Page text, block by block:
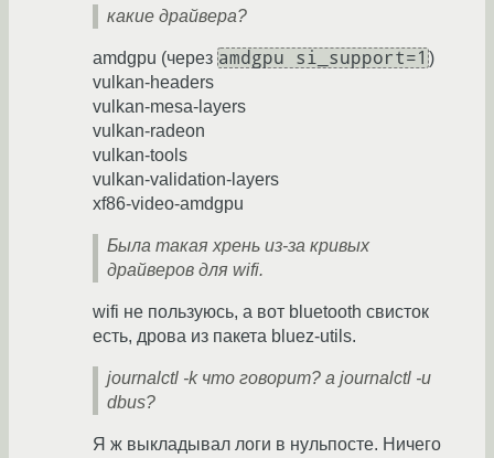
какие драйвера?
amdgpu (через amdgpu si_support=1 )
vulkan-headers
vulkan-mesa-layers
vulkan-radeon
vulkan-tools
vulkan-validation-layers
xf86-video-amdgpu
Была такая хрень из-за кривых
драйверов для wifi.
wifi не пользуюсь, а вот bluetooth свисток
есть, дрова из пакета bluez-utils.
journalctl -k что говорит? а journalctl -u
dbus?
Я ж выкладывал логи в нульпосте. Ничего